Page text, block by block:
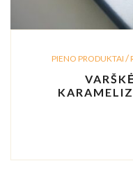
PIENO PRODUKTAI /